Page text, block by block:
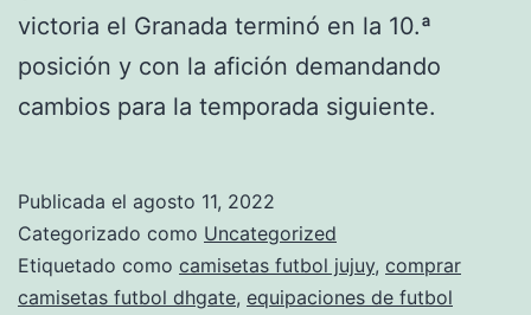
victoria el Granada terminó en la 10.ª
posición y con la afición demandando
cambios para la temporada siguiente.
Publicada el agosto 11, 2022
Categorizado como Uncategorized
Etiquetado como camisetas futbol jujuy, comprar
camisetas futbol dhgate, equipaciones de futbol